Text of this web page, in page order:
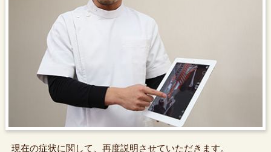
現在の症状に関して、再度説明させていただきます。